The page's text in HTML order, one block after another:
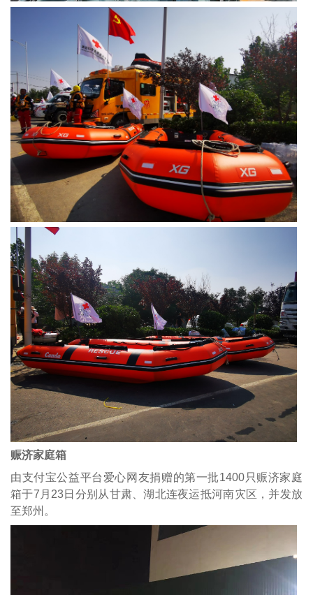
赈济家庭箱
由支付宝公益平台爱心网友捐赠的第一批1400只赈济家庭
箱于7月23日分别从甘肃、湖北连夜运抵河南灾区，并发放
至郑州。